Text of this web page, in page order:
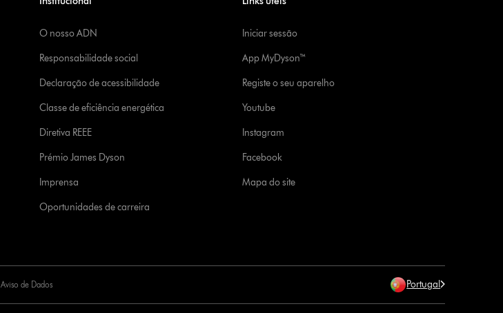
O nosso ADN
Responsabilidade social
Declaração de acessibilidade
Classe de eficiência energética
Diretiva REEE
Prémio James Dyson
Imprensa
Oportunidades de carreira
Iniciar sessão
App MyDyson™
Registe o seu aparelho
Youtube
Instagram
Facebook
Mapa do site
Aviso de Dados Portugal